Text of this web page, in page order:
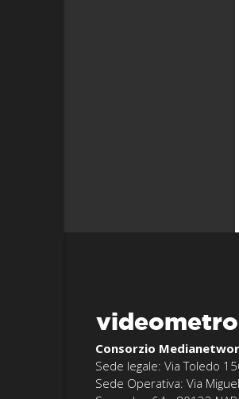
videometro
Consorzio
Sede legale: Via Toledo
Sede Operativa: Via